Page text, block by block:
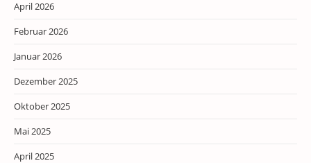
April 2026
Februar 2026
Januar 2026
Dezember 2025
Oktober 2025
Mai 2025
April 2025